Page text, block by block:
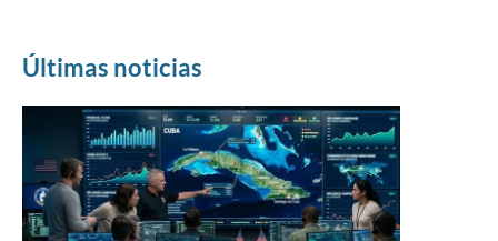
Últimas noticias